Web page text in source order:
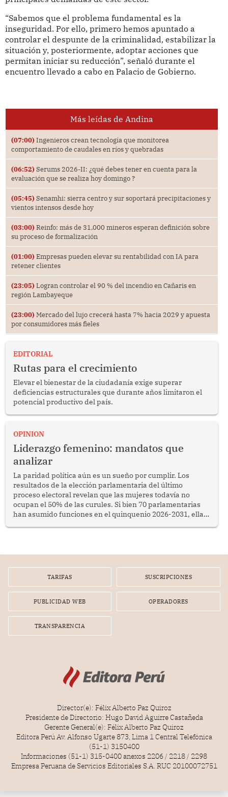
“Sabemos que el problema fundamental es la
inseguridad. Por ello, primero hemos apuntado a
controlar el despunte de la criminalidad, estabilizar la
situación y, posteriormente, adoptar acciones que
permitan iniciar su reducción”, señaló durante el
encuentro llevado a cabo en Palacio de Gobierno.
Más leídas de Andina
(07:00) Ingenieros crean tecnología que monitorea
comportamiento de caudales en ríos y quebradas
(06:52) Serums 2026-II: ¿qué debes tener en cuenta para la
evaluación que se realiza hoy domingo ?
(05:45) Senamhi: sierra centro y sur soportará precipitaciones y
vientos intensos desde hoy
(03:00) Reinfo: más de 31,000 mineros esperan definición sobre
su proceso de formalización
(01:00) Empresas pueden elevar su rentabilidad con IA para
retener clientes
(23:05) Logran controlar el 90 % del incendio en Cañaris en
región Lambayeque
(23:00) Mercado del lujo crecerá hasta 7% hacia 2029 y apuesta
por consumidores más fieles
EDITORIAL
Rutas para el crecimiento
Elevar el bienestar de la ciudadanía exige superar
deficiencias estructurales que durante años limitaron el
potencial productivo del país.
OPINION
Liderazgo femenino: mandatos que
analizar
La paridad política aún es un sueño por cumplir. Los
resultados de la elección parlamentaria del último
proceso electoral revelan que las mujeres todavía no
ocupan el 50% de las curules. Si bien 70 parlamentarias
han asumido funciones en el quinquenio 2026-2031, ellas
TARIFAS SUSCRIPCIONES
PUBLICIDAD WEB OPERADORES
TRANSPARENCIA
Director(e): Félix Alberto Paz Quiroz
Presidente de Directorio: Hugo David Aguirre Castañeda
Gerente General(e): Félix Alberto Paz Quiroz
Editora Perú Av. Alfonso Ugarte 873, Lima 1 Central Telefónica
(51-1) 3150400
Informaciones (51-1) 315-0400 anexos 2206 / 2218 / 2298
Empresa Peruana de Servicios Editoriales S.A. RUC 20100072751